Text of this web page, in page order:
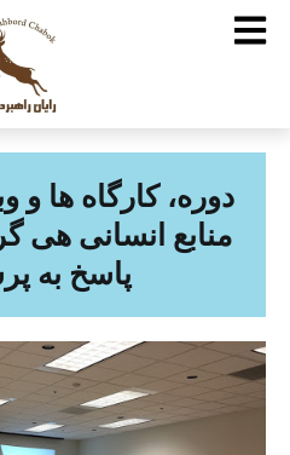
دوره، کارگاه ها و
منابع انسانی هی
پاسخ به